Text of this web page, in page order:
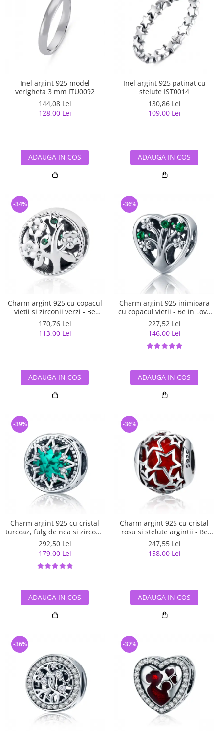
Inel argint 925 model
verigheta 3 mm ITU0092
144,08 Lei
128,00 Lei
ADAUGA IN COS
Inel argint 925 patinat cu
stelute IST0014
130,86 Lei
109,00 Lei
ADAUGA IN COS
Charm argint 925 cu copacul
vietii si zirconii verzi - Be
Nature PST0059
170,76 Lei
113,00 Lei
-34%
ADAUGA IN COS
Charm argint 925 inimioara
cu copacul vietii - Be in Love
PST0105
227,52 Lei
146,00 Lei
-36%
ADAUGA IN COS
Charm argint 925 cu cristal
turcoaz, fulg de nea si zirconii
albe - Be Nature PST0110
292,50 Lei
179,00 Lei
-39%
ADAUGA IN COS
Charm argint 925 cu cristal
rosu si stelute argintii - Be
Nature PST0115
247,55 Lei
158,00 Lei
-36%
ADAUGA IN COS
-36% -37%